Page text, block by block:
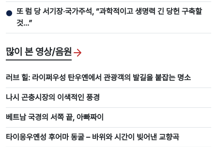
● 또 럼 당 서기장‧국가주석, “과학적이고 생명력 긴 당헌 구축할
것…”
많이 본 영상/음원
러브 힐: 라이쩌우성 탄우옌에서 관광객의 발길을 붙잡는 명소
나시 곤충시장의 이색적인 풍경
베트남 국경의 서쪽 끝, 아빠짜이
타이응우옌성 후어마 동굴 – 바위와 시간이 빚어낸 교향곡